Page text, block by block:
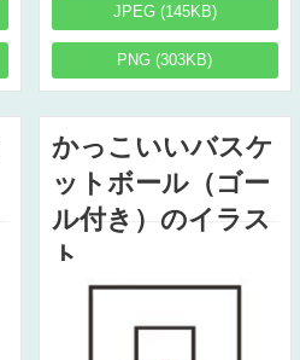
JPEG (145KB)
PNG (303KB)
かっこいいバスケ
ットボール（ゴー
ル付き）のイラス
ト